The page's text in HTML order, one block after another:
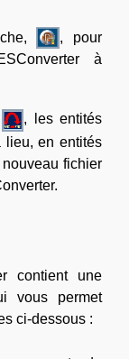
, pour
à
, les entités
lieu, en entités
fichier
contient une
vous permet
ci-dessous :